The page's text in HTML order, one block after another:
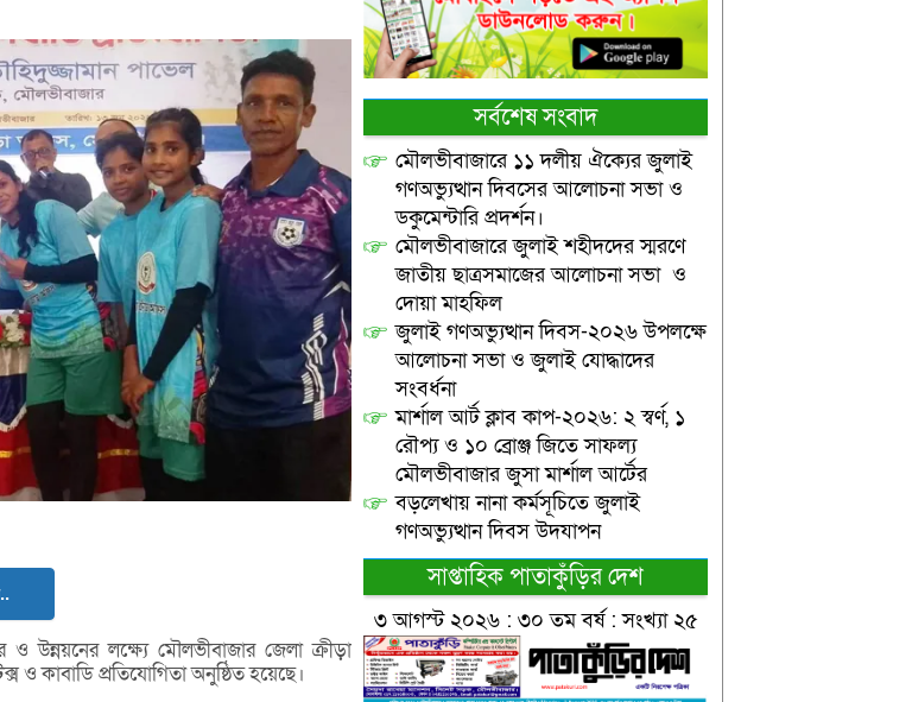
উন্নয়নের লক্ষ্যে মৌলভীবাজার জেলা ক্রীড়া
ও কাবাডি প্রতিযোগিতা অনুষ্ঠিত হয়েছে।
সর্বশেষ সংবাদ
মৌলভীবাজারে ১১ দলীয় ঐক্যের জুলাই
গণঅভ্যুত্থান দিবসের আলোচনা সভা ও
ডকুমেন্টারি প্রদর্শন।
মৌলভীবাজারে জুলাই শহীদদের স্মরণে
জাতীয় ছাত্রসমাজের আলোচনা সভা ও
দোয়া মাহফিল
জুলাই গণঅভ্যুত্থান দিবস-২০২৬ উপলক্ষে
আলোচনা সভা ও জুলাই যোদ্ধাদের
সংবর্ধনা
মার্শাল আর্ট ক্লাব কাপ-২০২৬: ২ স্বর্ণ, ১
রৌপ্য ও ১০ ব্রোঞ্জ জিতে সাফল্য
মৌলভীবাজার জুসা মার্শাল আর্টের
বড়লেখায় নানা কর্মসূচিতে জুলাই
গণঅভ্যুত্থান দিবস উদযাপন
সাপ্তাহিক পাতাকুঁড়ির দেশ
৩ আগস্ট ২০২৬ : ৩০ তম বর্ষ : সংখ্যা ২৫